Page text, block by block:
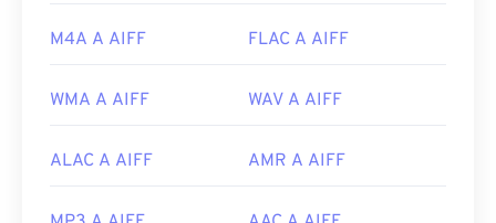
M4A A AIFF FLAC A AIFF
WMA A AIFF WAV A AIFF
ALAC A AIFF AMR A AIFF